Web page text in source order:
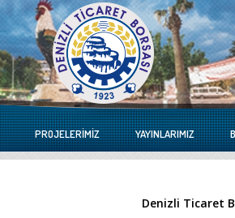
PROJELERIMIZ YAYINLARIMIZ
Denizli Ticaret